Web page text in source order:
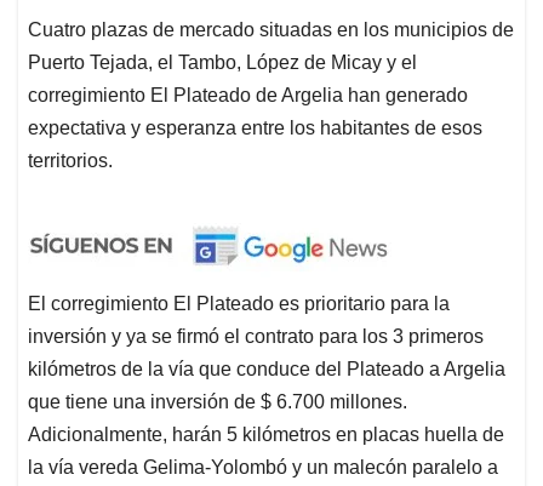
Cuatro plazas de mercado situadas en los municipios de
Puerto Tejada, el Tambo, López de Micay y el
corregimiento El Plateado de Argelia han generado
expectativa y esperanza entre los habitantes de esos
territorios.
El corregimiento El Plateado es prioritario para la
inversión y ya se firmó el contrato para los 3 primeros
kilómetros de la vía que conduce del Plateado a Argelia
que tiene una inversión de $ 6.700 millones.
Adicionalmente, harán 5 kilómetros en placas huella de
la vía vereda Gelima-Yolombó y un malecón paralelo a